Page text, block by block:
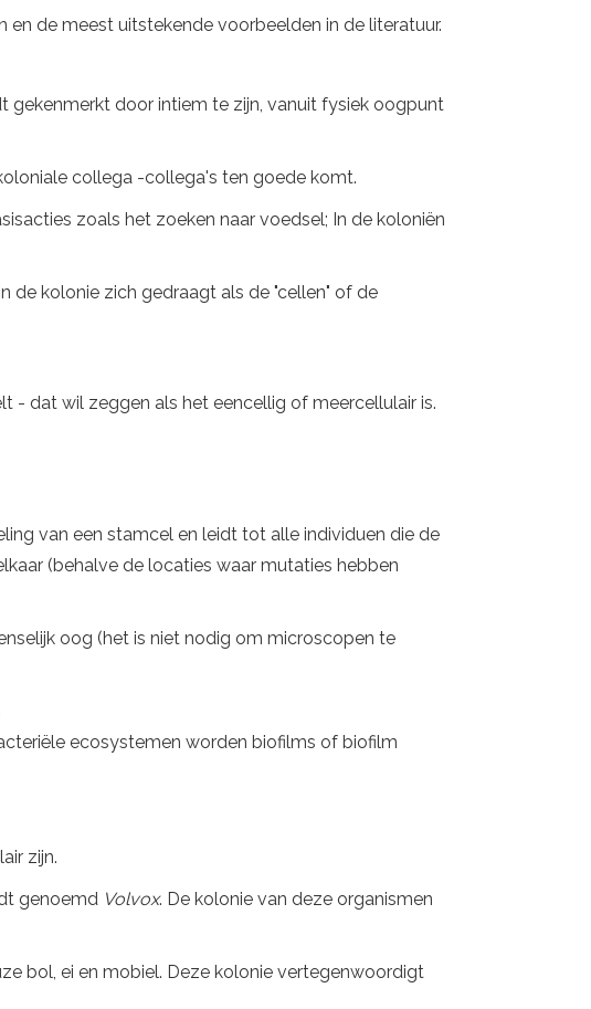
de meest uitstekende voorbeelden in de literatuur.
gekenmerkt door intiem te zijn, vanuit fysiek oogpunt
collega -collega's ten goede komt.
zoals het zoeken naar voedsel; In de koloniën
de kolonie zich gedraagt ​​als de "cellen" of de
- dat wil zeggen als het eencellig of meercellulair is.
van een stamcel en leidt tot alle individuen die de
(behalve de locaties waar mutaties hebben
oog (het is niet nodig om microscopen te
ecosystemen worden biofilms of biofilm
zijn.
genoemd Volvox. De kolonie van deze organismen
bol, ei en mobiel. Deze kolonie vertegenwoordigt